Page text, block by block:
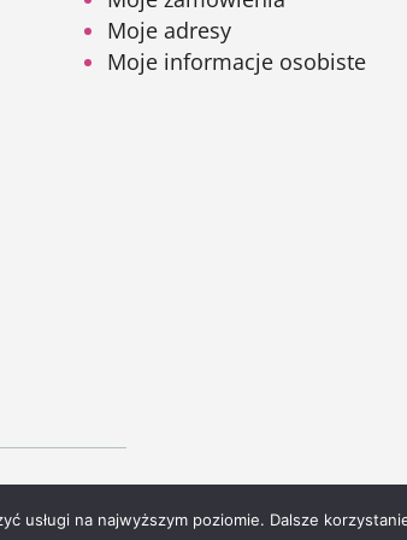
Moje adresy
Moje informacje osobiste
usługi na najwyższym poziomie. Dalsze